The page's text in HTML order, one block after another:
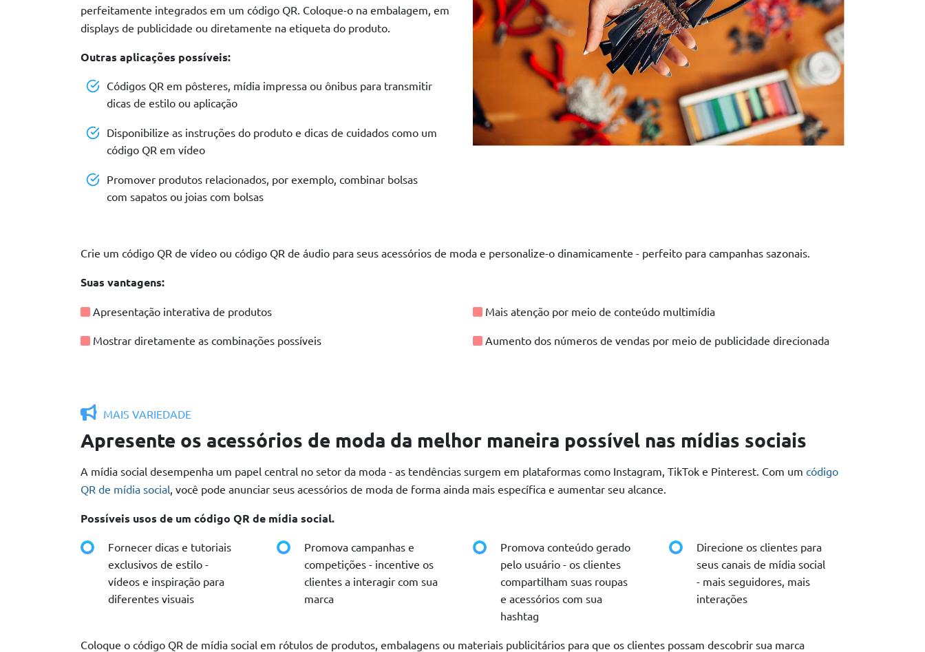
perfeitamente integrados em um código QR. Coloque-o na embalagem, em
displays de publicidade ou diretamente na etiqueta do produto.
Outras aplicações possíveis:
Códigos QR em pôsteres, mídia impressa ou ônibus para transmitir
dicas de estilo ou aplicação
Disponibilize as instruções do produto e dicas de cuidados como um
código QR em vídeo
Promover produtos relacionados, por exemplo, combinar bolsas
com sapatos ou joias com bolsas
Crie um código QR de vídeo ou código QR de áudio para seus acessórios de moda e personalize-o dinamicamente - perfeito para campanhas sazonais.
Suas vantagens:
Apresentação interativa de produtos Mais atenção por meio de conteúdo multimídia
Mostrar diretamente as combinações possíveis Aumento dos números de vendas por meio de publicidade direcionada
MAIS VARIEDADE
Apresente os acessórios de moda da melhor maneira possível nas mídias sociais
A mídia social desempenha um papel central no setor da moda - as tendências surgem em plataformas como Instagram, TikTok e Pinterest. Com um código
QR de mídia social, você pode anunciar seus acessórios de moda de forma ainda mais específica e aumentar seu alcance.
Possíveis usos de um código QR de mídia social.
Direcione os clientes para
seus canais de mídia social
- mais seguidores, mais
interações
Fornecer dicas e tutoriais
exclusivos de estilo -
vídeos e inspiração para
diferentes visuais
Promova campanhas e
competições - incentive os
clientes a interagir com sua
marca
Promova conteúdo gerado
pelo usuário - os clientes
compartilham suas roupas
e acessórios com sua
hashtag
Coloque o código QR de mídia social em rótulos de produtos, embalagens ou materiais publicitários para que os clientes possam descobrir sua marca